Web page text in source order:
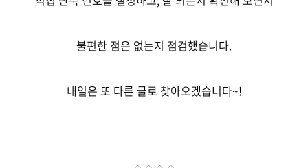
불편한 점은 없는지 점검했습니다.
내일은 또 다른 글로 찾아오겠습니다~!